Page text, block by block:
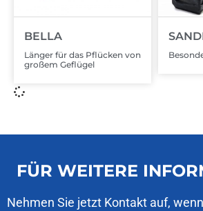
BELLA
Länger für das Pflücken von
großem Geflügel
FÜR WEITERE
Nehmen Sie jetzt Kontakt auf,